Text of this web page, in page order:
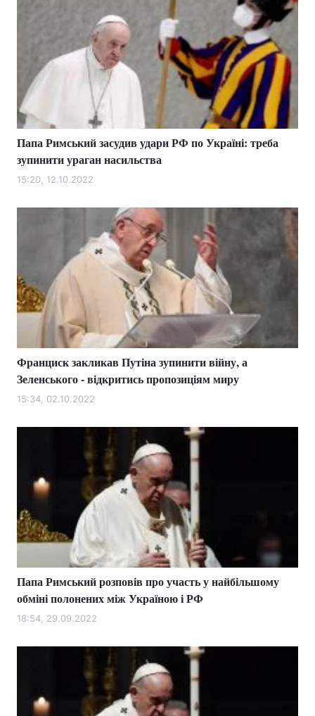
Папа Римський засудив удари РФ по Україні: треба
зупинити ураган насильства
15:20, 12.10.2022
Франциск закликав Путіна зупинити війну, а
Зеленського - відкритись пропозиціям миру
15:34, 02.10.2022
Папа Римський розповів про участь у найбільшому
обміні полонених між Україною і РФ
18:54, 29.09.2022